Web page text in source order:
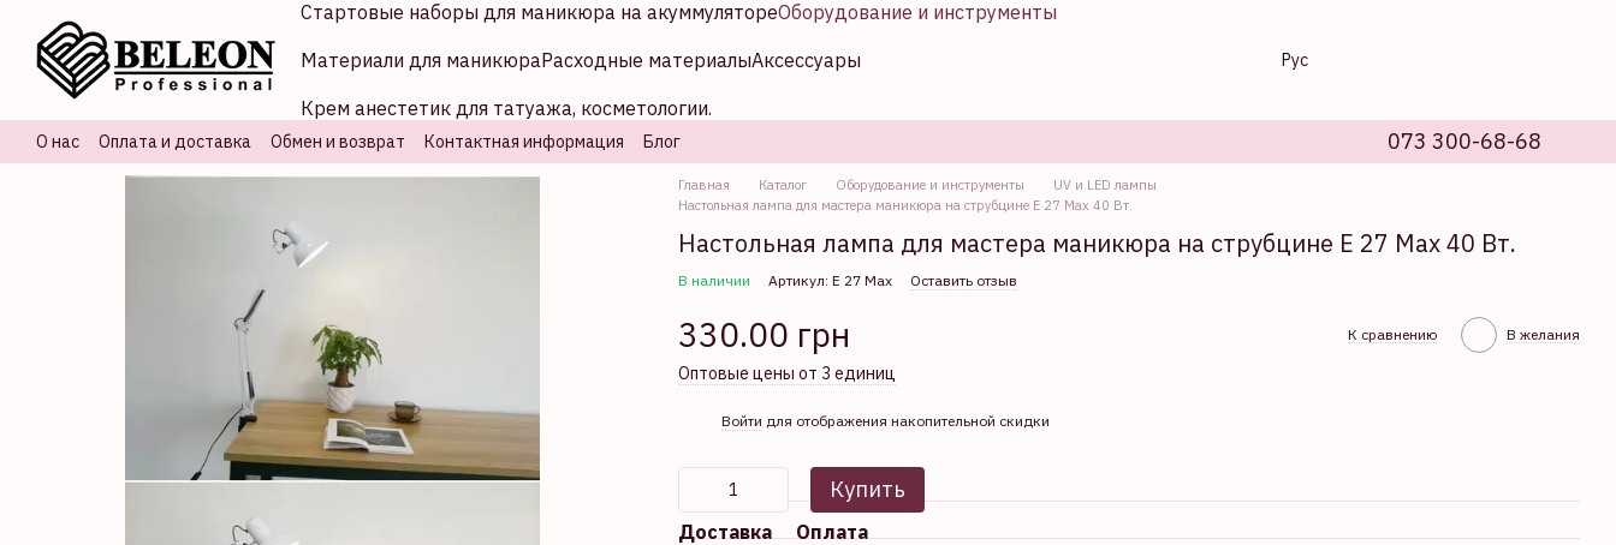
Перейти к основному контенту Стартовые наборы для маникюра на акуммулятореОборудование и инструменты
Материали для маникюраРасходные материалыАксессуары
Крем анестетик для татуажа, косметологии.
Рус
О нас Оплата и доставка Обмен и возврат Контактная информация Блог 073 300-68-68
Главная Каталог Оборудование и инструменты
UV и LED лампы
Настольная лампа для мастера маникюра на струбцине E 27 Max 40 Вт.
Настольная лампа для мастера маникюра на струбцине E 27 Max 40 Вт.
В наличии Артикул: E 27 Max Оставить отзыв
330.00 грн К сравнению В желания
Оптовые цены от 3 единиц
Войти для отображения накопительной скидки
Купить
Доставка
Оплата